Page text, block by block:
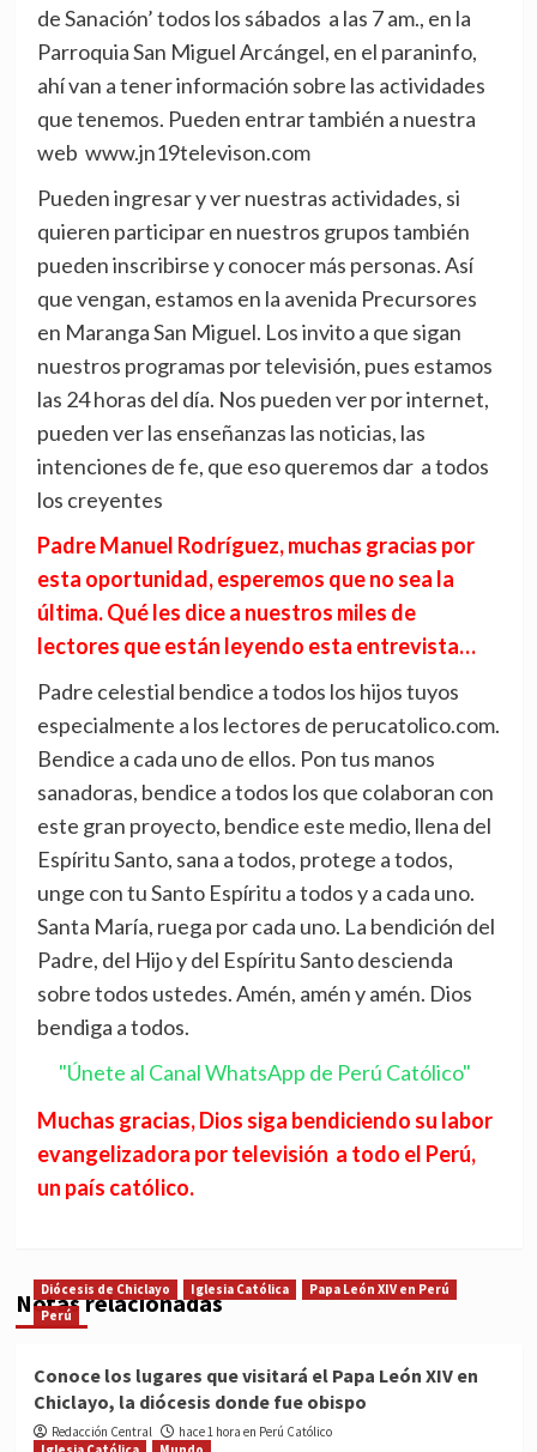
de Sanación’ todos los sábados a las 7 am., en la
Parroquia San Miguel Arcángel, en el paraninfo,
ahí van a tener información sobre las actividades
que tenemos. Pueden entrar también a nuestra
web www.jn19televison.com
Pueden ingresar y ver nuestras actividades, si
quieren participar en nuestros grupos también
pueden inscribirse y conocer más personas. Así
que vengan, estamos en la avenida Precursores
en Maranga San Miguel. Los invito a que sigan
nuestros programas por televisión, pues estamos
las 24 horas del día. Nos pueden ver por internet,
pueden ver las enseñanzas las noticias, las
intenciones de fe, que eso queremos dar a todos
los creyentes
Padre Manuel Rodríguez, muchas gracias por
esta oportunidad, esperemos que no sea la
última. Qué les dice a nuestros miles de
lectores que están leyendo esta entrevista…
Padre celestial bendice a todos los hijos tuyos
especialmente a los lectores de perucatolico.com.
Bendice a cada uno de ellos. Pon tus manos
sanadoras, bendice a todos los que colaboran con
este gran proyecto, bendice este medio, llena del
Espíritu Santo, sana a todos, protege a todos,
unge con tu Santo Espíritu a todos y a cada uno.
Santa María, ruega por cada uno. La bendición del
Padre, del Hijo y del Espíritu Santo descienda
sobre todos ustedes. Amén, amén y amén. Dios
bendiga a todos.
"Únete al Canal WhatsApp de Perú Católico"
Muchas gracias, Dios siga bendiciendo su labor
evangelizadora por televisión a todo el Perú,
un país católico.
Notas relacionadas
Diócesis de Chiclayo Iglesia Católica
Papa León XIV en Perú
Perú
Conoce los lugares que visitará el Papa León XIV en
Chiclayo, la diócesis donde fue obispo
Redacción Central
hace 1 hora en Perú Católico